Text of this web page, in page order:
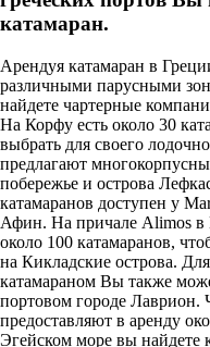
катамаран.
Арендуя катамаран в
различными парусными
найдете чартерные
На Корфу есть около 30
выбрать для своего
предлагают
побережье и острова
катамаранов доступен у
Афин. На причале Alimos в
около 100 катамаранов,
на Кикладские острова.
катамараном Вы также
портовом городе Лаврион.
предоставляют в аренду
Эгейском море вы найдете